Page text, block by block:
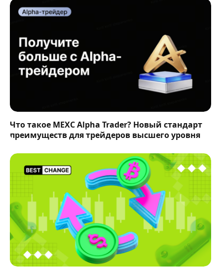
Что такое MEXC Alpha Trader? Новый стандарт
преимуществ для трейдеров высшего уровня